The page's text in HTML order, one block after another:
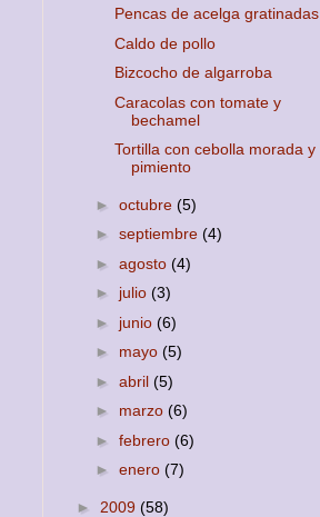
Pencas de acelga gratinadas
Caldo de pollo
Bizcocho de algarroba
Caracolas con tomate y
bechamel
Tortilla con cebolla morada y
pimiento
► octubre (5)
► septiembre (4)
► agosto (4)
► julio (3)
► junio (6)
► mayo (5)
► abril (5)
► marzo (6)
► febrero (6)
► enero (7)
► 2009 (58)